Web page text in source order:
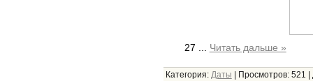
27 Читать дальше »
Категория: Даты Просмотров: 521